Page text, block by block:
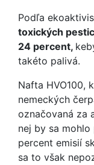
Podľa
toxických
24 percent,
takéto palivá.
Nafta HVO100,
nemeckých
označovaná za
nej by sa
percent emisií
sa to však